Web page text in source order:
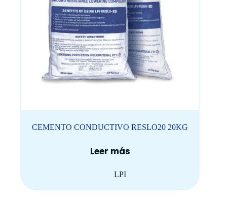
CEMENTO CONDUCTIVO RESLO20 20KG
Leer más
LPI